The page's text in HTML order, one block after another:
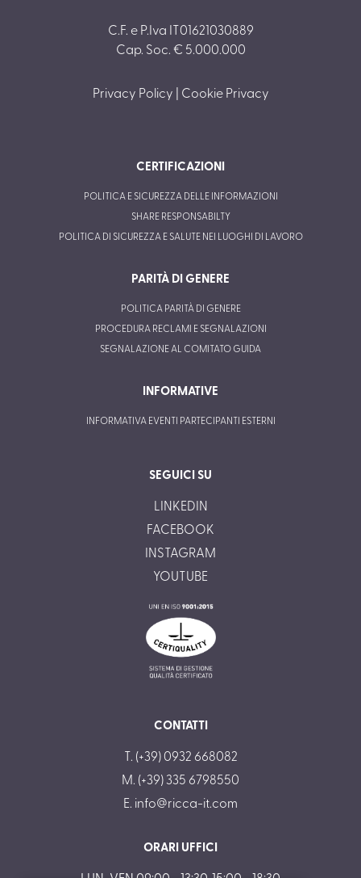
C.F. e P.Iva IT01621030889
Cap. Soc. € 5.000.000
Privacy Policy Cookie Privacy
CERTIFICAZIONI
POLITICA E SICUREZZA DELLE INFORMAZIONI
SHARE RESPONSABILTY
POLITICA DI SICUREZZA E SALUTE NEI LUOGHI DI LAVORO
PARITÀ DI GENERE
POLITICA PARITÀ DI GENERE
PROCEDURA RECLAMI E SEGNALAZIONI
SEGNALAZIONE AL COMITATO GUIDA
INFORMATIVE
INFORMATIVA EVENTI PARTECIPANTI ESTERNI
SEGUICI SU
LINKEDIN
FACEBOOK
INSTAGRAM
YOUTUBE
CONTATTI
T. (+39) 0932 668082
M. (+39) 335 6798550
E. info@ricca-it.com
ORARI UFFICI